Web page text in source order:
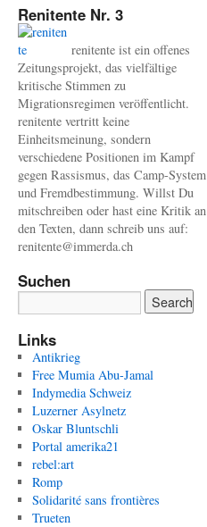
Renitente Nr. 3
renitente ist ein offenes
Zeitungsprojekt, das vielfältige
kritische Stimmen zu
Migrationsregimen veröffentlicht.
renitente vertritt keine
Einheitsmeinung, sondern
verschiedene Positionen im Kampf
gegen Rassismus, das Camp-System
und Fremdbestimmung. Willst Du
mitschreiben oder hast eine Kritik an
den Texten, dann schreib uns auf:
renitente@immerda.ch
Suchen
Links
Antikrieg
Free Mumia Abu-Jamal
Indymedia Schweiz
Luzerner Asylnetz
Oskar Bluntschli
Portal amerika21
rebel:art
Romp
Solidarité sans frontières
Trueten